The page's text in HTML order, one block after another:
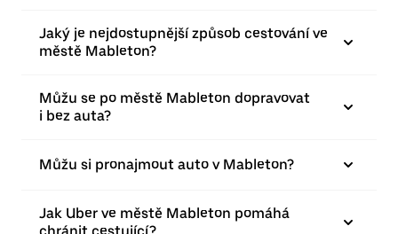
Jaký je nejdostupnější způsob cestování ve
městě Mableton?
Můžu se po městě Mableton dopravovat
i bez auta?
Můžu si pronajmout auto v Mableton?
Jak Uber ve městě Mableton pomáhá